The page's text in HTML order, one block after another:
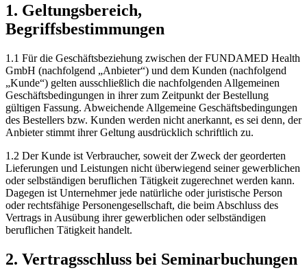
1. Geltungsbereich,
Begriffsbestimmungen
1.1 Für die Geschäftsbeziehung zwischen der FUNDAMED Health
GmbH (nachfolgend „Anbieter“) und dem Kunden (nachfolgend
„Kunde“) gelten ausschließlich die nachfolgenden Allgemeinen
Geschäftsbedingungen in ihrer zum Zeitpunkt der Bestellung
gültigen Fassung. Abweichende Allgemeine Geschäftsbedingungen
des Bestellers bzw. Kunden werden nicht anerkannt, es sei denn, der
Anbieter stimmt ihrer Geltung ausdrücklich schriftlich zu.
1.2 Der Kunde ist Verbraucher, soweit der Zweck der georderten
Lieferungen und Leistungen nicht überwiegend seiner gewerblichen
oder selbständigen beruflichen Tätigkeit zugerechnet werden kann.
Dagegen ist Unternehmer jede natürliche oder juristische Person
oder rechtsfähige Personengesellschaft, die beim Abschluss des
Vertrags in Ausübung ihrer gewerblichen oder selbständigen
beruflichen Tätigkeit handelt.
2. Vertragsschluss bei Seminarbuchungen